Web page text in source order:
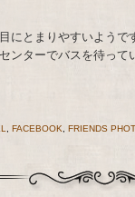
にとまりやすいよう
ンターでバスを待って
FACEBOOK FRIENDS